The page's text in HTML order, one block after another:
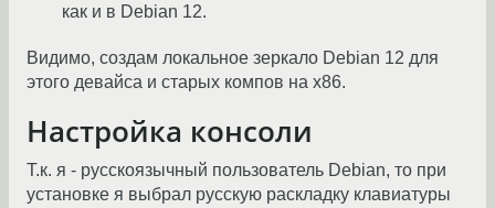
как и в Debian 12.
Видимо, создам локальное зеркало Debian 12 для
этого девайса и старых компов на х86.
Настройка консоли
Т.к. я - русскоязычный пользователь Debian, то при
установке я выбрал русскую раскладку клавиатуры